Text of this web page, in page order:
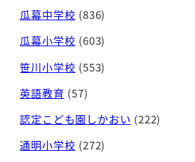
瓜幕中学校 (836)
瓜幕小学校 (603)
笹川小学校 (553)
英語教育 (57)
認定こども園しかおい (222)
通明小学校 (272)